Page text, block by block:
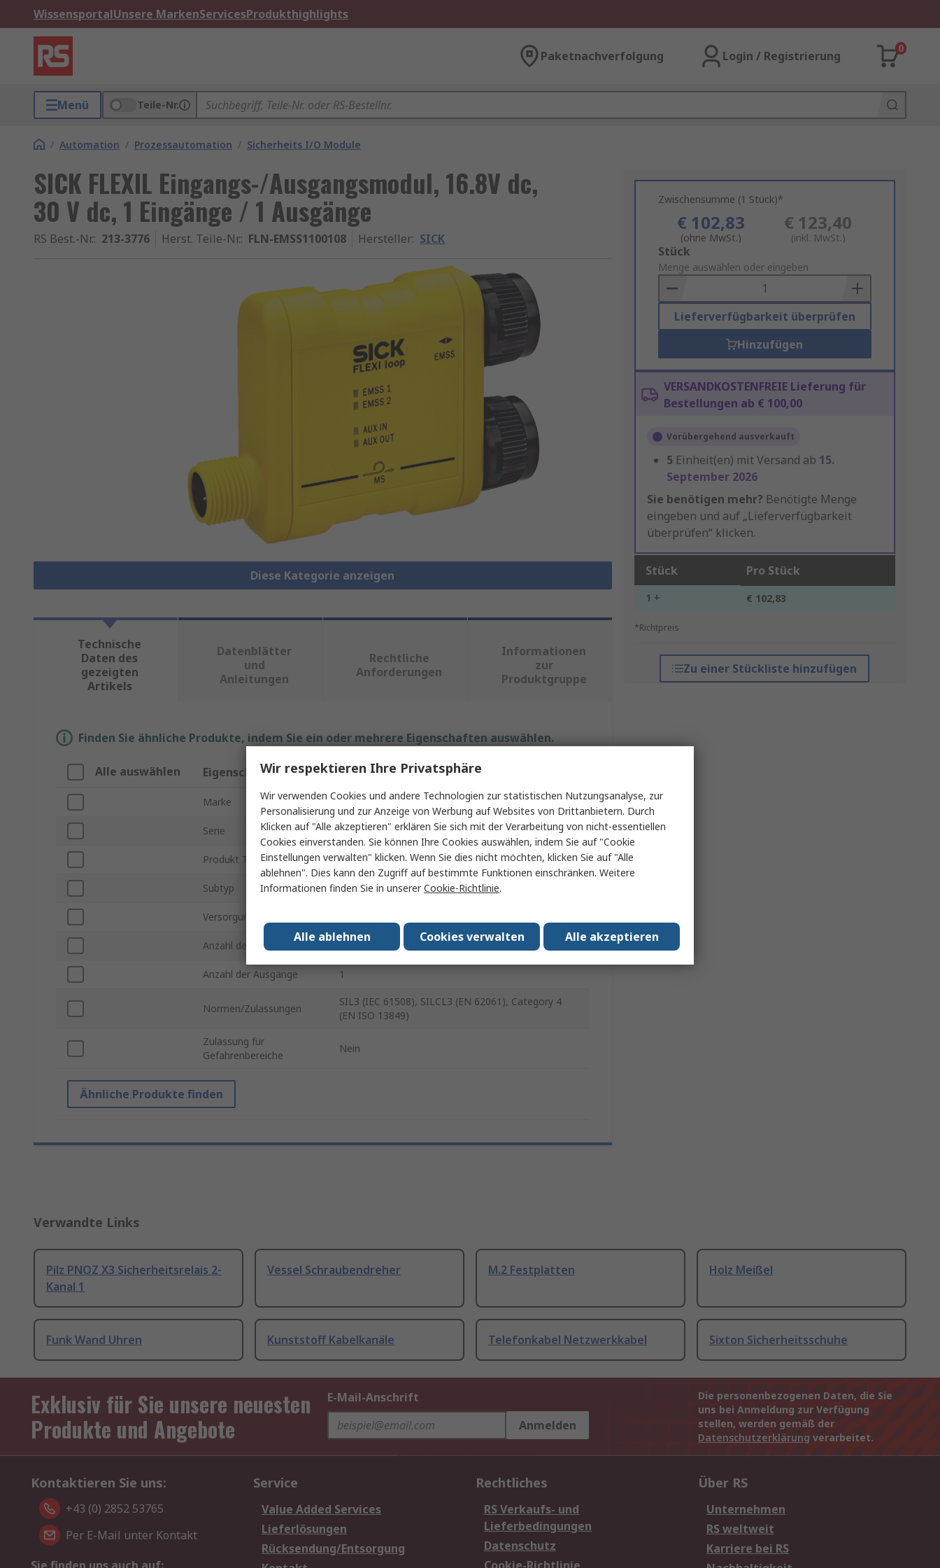
WissensportalUnsere MarkenServicesProdukthighlights
Paketnachverfolgung Login / Registrierung
0
Menü Teile-Nr.
/ Automation / Prozessautomation / Sicherheits I/O Module
SICK FLEXIL Eingangs-/Ausgangsmodul, 16.8V dc,
30 V dc, 1 Eingänge / 1 Ausgänge
RS Best.-Nr.: 213-3776 Herst. Teile-Nr.: FLN-EMSS1100108 Hersteller: SICK
Diese Kategorie anzeigen
Zwischensumme (1 Stück)*
€ 102,83
(ohne MwSt.)
€ 123,40
(inkl. MwSt.)
Add
to
Basket
Stück
Menge auswählen oder eingeben
Lieferverfügbarkeit überprüfen
Hinzufügen
VERSANDKOSTENFREIE Lieferung für
Bestellungen ab € 100,00
Vorübergehend ausverkauft
5 Einheit(en) mit Versand ab 15.
September 2026
Sie benötigen mehr? Benötigte Menge
eingeben und auf „Lieferverfügbarkeit
überprüfen“ klicken.
Stück Pro Stück
1 + € 102,83
*Richtpreis
Zu einer Stückliste hinzufügen
Technische
Daten des
gezeigten
Artikels
Datenblätter
und
Anleitungen
Rechtliche
Anforderungen
Informationen
zur
Produktgruppe
Finden Sie ähnliche Produkte, indem Sie ein oder mehrere Eigenschaften auswählen.
Alle auswählen Eigenschaft Wert
Marke SICK
Serie FLEXIL
Produkt Typ Eingangs-/Ausgangsmodul
Subtyp Flexi-Loop/Knoten für Sicherheitssensor
Versorgungsspannung
Anzahl der Eingänge
Anzahl der Ausgänge 1
Normen/Zulassungen
SIL3 (IEC 61508), SILCL3 (EN 62061), Category 4
(EN ISO 13849)
Zulassung für
Gefahrenbereiche
Nein
Ähnliche Produkte finden
Verwandte Links
Pilz PNOZ X3 Sicherheitsrelais 2-
Kanal 1
Vessel Schraubendreher M.2 Festplatten Holz Meißel
Funk Wand Uhren Kunststoff Kabelkanäle Telefonkabel Netzwerkkabel Sixton Sicherheitsschuhe
Exklusiv für Sie unsere neuesten
Produkte und Angebote
E-Mail-Anschrift
Anmelden
Die personenbezogenen Daten, die Sie
uns bei Anmeldung zur Verfügung
stellen, werden gemäß der
Datenschutzerklärung verarbeitet.
Kontaktieren Sie uns:
+43 (0) 2852 53765
Per E-Mail unter Kontakt
Service
Value Added Services
Lieferlösungen
Rücksendung/Entsorgung
Rechtliches
RS Verkaufs- und
Lieferbedingungen
Datenschutz
Über RS
Unternehmen
RS weltweit
Karriere bei RS
Wir respektieren Ihre Privatsphäre
Wir verwenden Cookies und andere Technologien zur statistischen Nutzungsanalyse, zur
Personalisierung und zur Anzeige von Werbung auf Websites von Drittanbietern. Durch
Klicken auf "Alle akzeptieren" erklären Sie sich mit der Verarbeitung von nicht-essentiellen
Cookies einverstanden. Sie können Ihre Cookies auswählen, indem Sie auf "Cookie
Einstellungen verwalten" klicken. Wenn Sie dies nicht möchten, klicken Sie auf "Alle
ablehnen". Dies kann den Zugriff auf bestimmte Funktionen einschränken. Weitere
Informationen finden Sie in unsererCookie-Richtlinie.
Alle akzeptieren
Cookies verwalten
Alle ablehnen